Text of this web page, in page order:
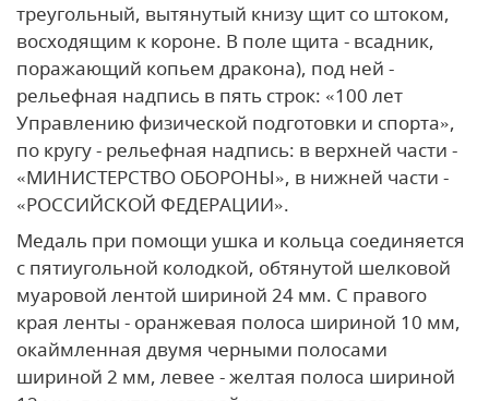
треугольный, вытянутый книзу щит со штоком,
восходящим к короне. В поле щита - всадник,
поражающий копьем дракона), под ней -
рельефная надпись в пять строк: «100 лет
Управлению физической подготовки и спорта»,
по кругу - рельефная надпись: в верхней части -
«МИНИСТЕРСТВО ОБОРОНЫ», в нижней части -
«РОССИЙСКОЙ ФЕДЕРАЦИИ».
Медаль при помощи ушка и кольца соединяется
с пятиугольной колодкой, обтянутой шелковой
муаровой лентой шириной 24 мм. С правого
края ленты - оранжевая полоса шириной 10 мм,
окаймленная двумя черными полосами
шириной 2 мм, левее - желтая полоса шириной